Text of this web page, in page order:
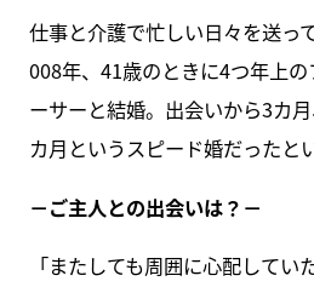
仕事と介護で忙しい日々を送っ
008年、41歳のときに4つ年上
ーサーと結婚。出会いから3カ
カ月というスピード婚だったと
－ご主人との出会いは？－
「またしても周囲に心配してい